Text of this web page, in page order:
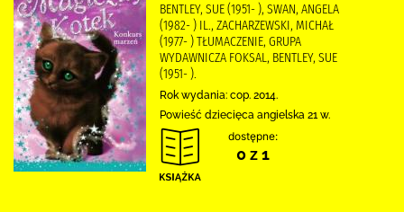
BENTLEY, SUE (1951- ), SWAN, ANGELA
(1982- ) IL., ZACHARZEWSKI, MICHAŁ
(1977- ) TŁUMACZENIE, GRUPA
WYDAWNICZA FOKSAL, BENTLEY, SUE
(1951- ).
Rok wydania: cop. 2014.
Powieść dziecięca angielska 21 w.
dostępne:
0 z 1